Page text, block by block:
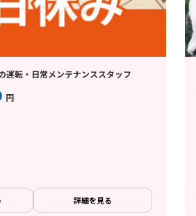
運転・日常メンテナンススタッフ
円
詳細を見る